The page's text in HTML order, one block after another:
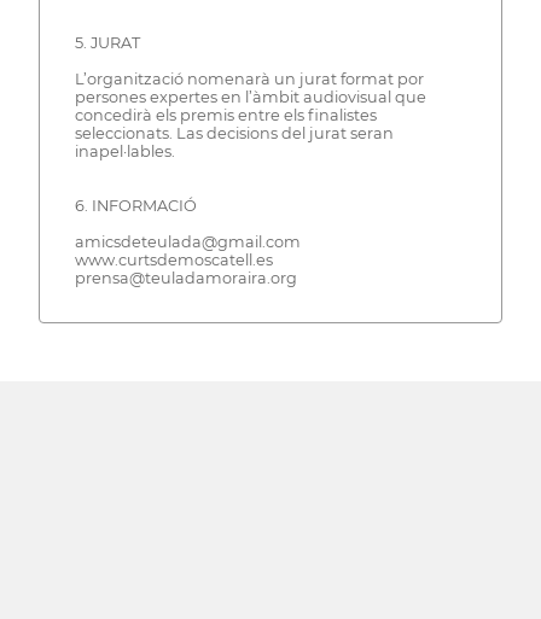
5. JURAT
L’organització nomenarà un jurat format por
persones expertes en l’àmbit audiovisual que
concedirà els premis entre els finalistes
seleccionats. Las decisions del jurat seran
inapel·lables.
6. INFORMACIÓ
amicsdeteulada@gmail.com
www.curtsdemoscatell.es
prensa@teuladamoraira.org